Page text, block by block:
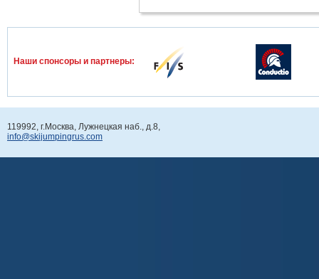
Наши спонcоры и партнеры:
119992, г.Москва, Лужнецкая наб., д.8,
info@skijumpingrus.com